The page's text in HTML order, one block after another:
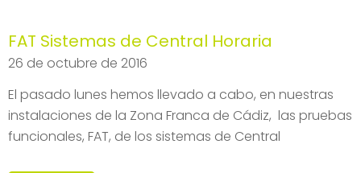
FAT Sistemas de Central Horaria
26 de octubre de 2016
El pasado lunes hemos llevado a cabo, en nuestras
instalaciones de la Zona Franca de Cádiz, las pruebas
funcionales, FAT, de los sistemas de Central